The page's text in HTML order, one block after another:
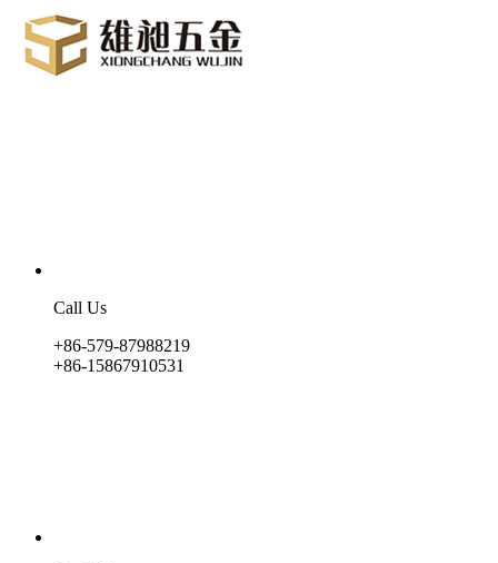
Call Us
+86-579-87988219
+86-15867910531